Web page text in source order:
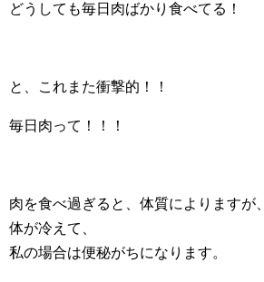
どうしても毎日肉ばかり食べてる！
と、これまた衝撃的！！
毎日肉って！！！
肉を食べ過ぎると、体質によりますが、
体が冷えて、
私の場合は便秘がちになります。